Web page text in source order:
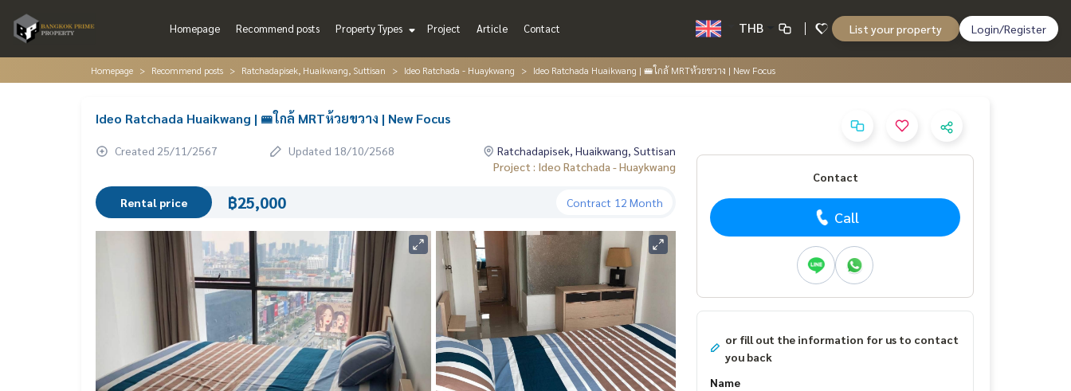
Homepage Recommend posts Property Types Project Article Contact THB List your property Login/Register
Homepage Recommend posts Ratchadapisek, Huaikwang, Suttisan Ideo Ratchada - Huaykwang Ideo Ratchada Huaikwang | 🚝ใกล้ MRTห้วยขวาง | New Focus
Ideo Ratchada Huaikwang | 🚝ใกล้ MRTห้วยขวาง | New Focus
Created 25/11/2567 Updated 18/10/2568
Ratchadapisek, Huaikwang, Suttisan
Project : Ideo Ratchada - Huaykwang
Rental price ฿25,000 Contract 12 Month
Contact
Call
or fill out the information for us to contact
you back
Name